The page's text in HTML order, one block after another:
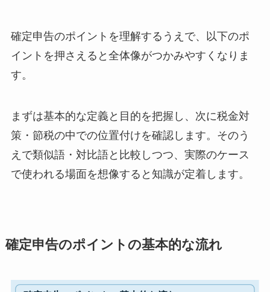
確定申告のポイントを理解するうえで、以下のポ
イントを押さえると全体像がつかみやすくなりま
す。
まずは基本的な定義と目的を把握し、次に税金対
策・節税の中での位置付けを確認します。そのう
えで類似語・対比語と比較しつつ、実際のケース
で使われる場面を想像すると知識が定着します。
確定申告のポイントの基本的な流れ